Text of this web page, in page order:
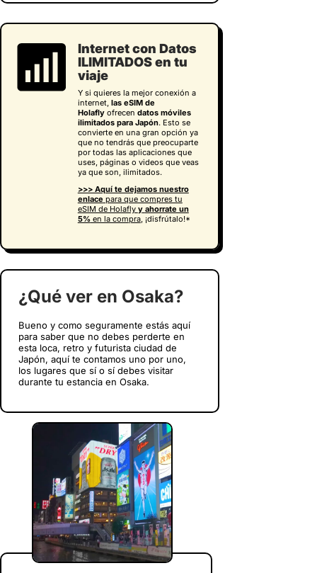
Internet con Datos
ILIMITADOS en tu
viaje
Y si quieres la mejor conexión a
internet, las eSIM de
Holaflyofrecen datos móviles
ilimitados para Japón. Esto se
convierte en una gran opción ya
que no tendrás que preocuparte
por todas las aplicaciones que
uses, páginas o videos que veas
ya que son, ilimitados.
>>> Aquí te dejamos nuestro
enlace para que compres tu
eSIM de Holafly y ahorrate un
5%en la compra, ¡disfrútalo!*
¿Qué ver en Osaka?
Bueno y como seguramente estás aquí
para saber que no debes perderte en
esta loca, retro y futurista ciudad de
Japón, aquí te contamos uno por uno,
los lugares que sí o sí debes visitar
durante tu estancia en Osaka.